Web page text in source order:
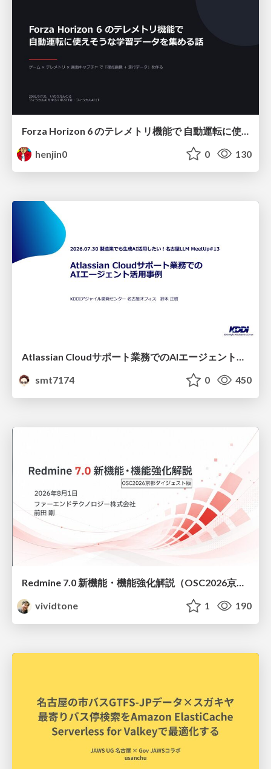
henjin0
0 130
Atlassian Cloudサポート業務でのAIエージェント活用事例
smt7174
0 450
Redmine 7.0 新機能・機能強化解説（OSC2026京都ダイジェスト版）
vividtone
1 190